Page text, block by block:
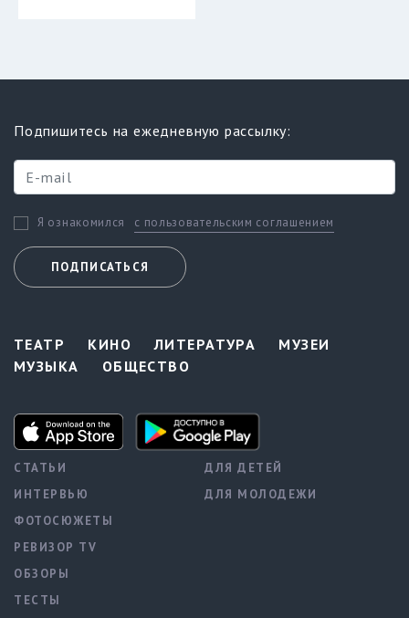
Подпишитесь на ежедневную рассылку:
Я ознакомился с пользовательским соглашением
ПОДПИСАТЬСЯ
ТЕАТР КИНО ЛИТЕРАТУРА
МУЗЕИ
МУЗЫКА
ОБЩЕСТВО
СТАТЬИ
ИНТЕРВЬЮ
ФОТОСЮЖЕТЫ
РЕВИЗОР TV
ОБЗОРЫ
ТЕСТЫ
ДЛЯ ДЕТЕЙ
ДЛЯ МОЛОДЕЖИ